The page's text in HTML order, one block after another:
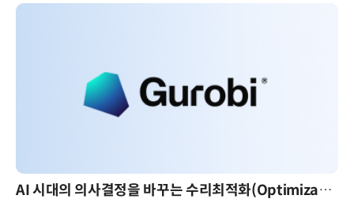
AI 시대의 의사결정을 바꾸는 수리최적화(Optimization): 실제 산업 적용 사례와 활용 전략